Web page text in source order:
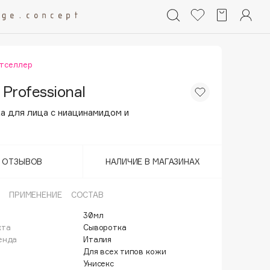
для лица с ниацинамидом и
ОТЗЫВОВ НАЛИЧИЕ В МАГАЗИНАХ
ПРИМЕНЕНИЕ СОСТАВ
30мл
Сыворотка
Италия
Для всех типов кожи
Унисекс